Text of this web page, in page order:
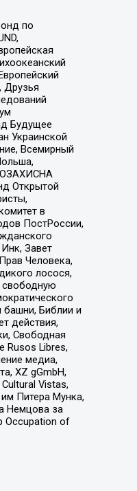
по
Друзья
Будущее
Украинской
Всемирный
Открытой
в
ПостРоссии,
Завет
Человека,
лосося,
свободную
башни, Библии и
действия,
Свободная
Rusos Libres,
медиа,
XZ gGmbH,
Vistas,
Питера Мунка,
Немцова за
Occupation of